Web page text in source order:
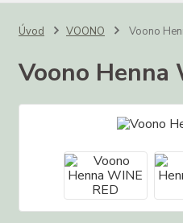
Úvod VOONO Voono
Voono Henna